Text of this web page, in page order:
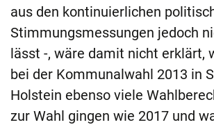
aus den kontinuierlichen
Stimmungsmessungen jedoch
lässt -, wäre damit nicht erklärt,
bei der Kommunalwahl 2013 in
Holstein ebenso viele
zur Wahl gingen wie 2017 und